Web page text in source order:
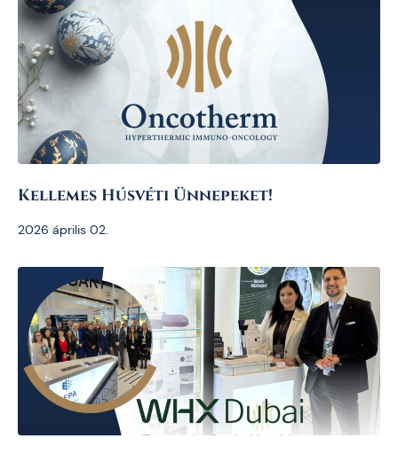
Kellemes Húsvéti Ünnepeket!
2026 április 02.